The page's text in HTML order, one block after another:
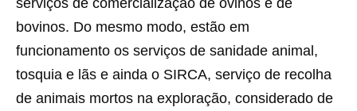
serviços de comercialização de ovinos e de
bovinos. Do mesmo modo, estão em
funcionamento os serviços de sanidade animal,
tosquia e lãs e ainda o SIRCA, serviço de recolha
de animais mortos na exploração, considerado de